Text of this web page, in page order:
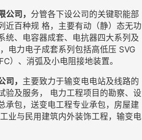
公司， 分管各下设公司的关键职能部
近百种规 格，主要有动（静）态无功
统、电容器成套、电抗器四大系列及
电力电子成套系列包括高低压
）、消弧及小电阻接地装置。
司， 主要致力于输变电电站及线路的
验及服务，
电力工程项目的勘察、设
承包，送变电工程专业承包，房屋建
业与民用建筑内外装饰工程，输变电